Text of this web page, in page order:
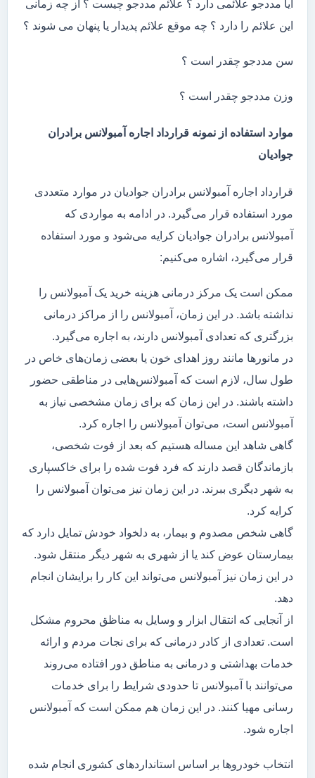
آیا مددجو علائمی دارد ؟ علائم مددجو چیست ؟ از چه زمانی
این علائم را دارد ؟ چه موقع علائم پدیدار یا پنهان می شوند ؟
سن مددجو چقدر است ؟
وزن مددجو چقدر است ؟
موارد استفاده از نمونه قرارداد اجاره آمبولانس برادران
جوادیان
قرارداد اجاره آمبولانس برادران جوادیان در موارد متعددی
مورد استفاده قرار می‌گیرد. در ادامه به مواردی که
آمبولانس برادران جوادیان کرایه می‌شود و مورد استفاده
قرار می‌گیرد، اشاره می‌کنیم:
ممکن است یک مرکز درمانی هزینه خرید یک آمبولانس را
نداشته باشد. در این زمان، آمبولانس را از مراکز درمانی
بزرگتری که تعدادی آمبولانس دارند، به اجاره می‌گیرد.
در مانور‌ها مانند روز اهدای خون یا بعضی زمان‌های خاص در
طول سال، لازم است که آمبولانس‌هایی در مناطقی حضور
داشته باشند. در این زمان که برای زمان مشخصی نیاز به
آمبولانس است، می‌توان آمبولانس را اجاره کرد.
گاهی شاهد این مساله هستیم که بعد از فوت شخصی،
بازماندگان قصد دارند که فرد فوت شده را برای خاکسپاری
به شهر دیگری ببرند. در این زمان نیز می‌توان آمبولانس را
کرایه کرد.
گاهی شخص مصدوم و بیمار، به دلخواد خودش تمایل دارد که
بیمارستان عوض کند یا از شهری به شهر دیگر منتقل شود.
در این زمان نیز آمبولانس می‌تواند این کار را برایشان انجام
دهد.
از آنجایی که انتقال ابزار و وسایل به مناظق محروم مشکل
است. تعدادی از کادر درمانی که برای نجات مردم و ارائه
خدمات بهداشتی و درمانی به مناطق دور افتاده می‌روند
می‌توانند با آمبولانس تا حدودی شرایط را برای خدمات
رسانی مهیا کنند. در این زمان هم ممکن است که آمبولانس
اجاره شود.
انتخاب خودروها بر اساس استانداردهای کشوری انجام شده